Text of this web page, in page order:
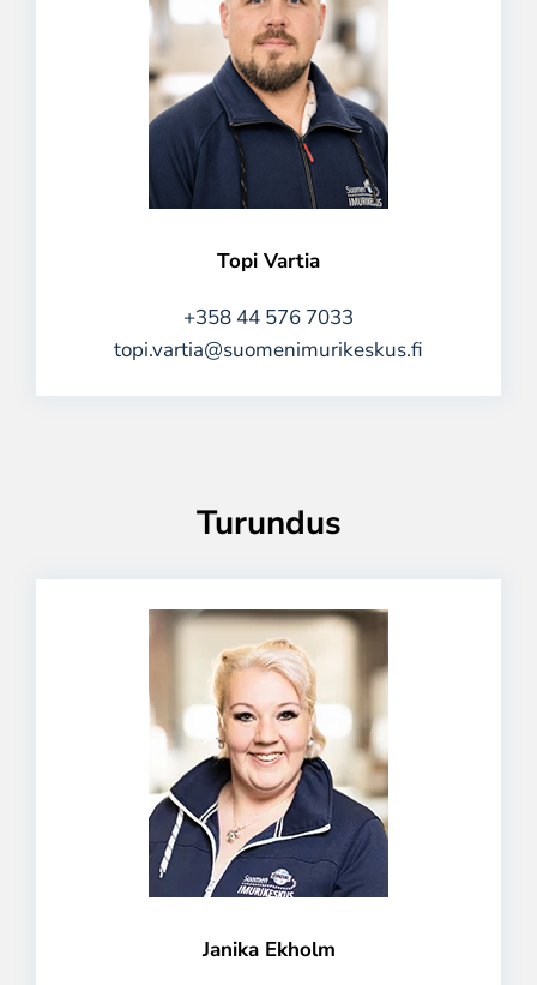
Topi Vartia
+358 44 576 7033
topi.vartia@suomenimurikeskus.fi
Turundus
Janika Ekholm